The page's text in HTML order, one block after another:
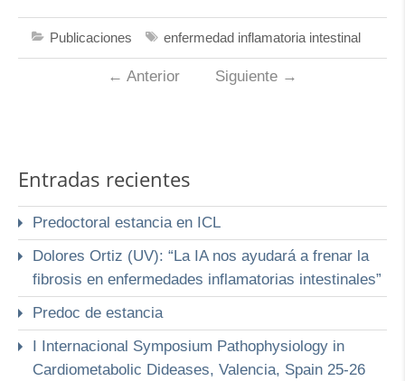
Publicaciones enfermedad inflamatoria intestinal
← Anterior Siguiente →
Entradas recientes
Predoctoral estancia en ICL
Dolores Ortiz (UV): “La IA nos ayudará a frenar la
fibrosis en enfermedades inflamatorias intestinales”
Predoc de estancia
I Internacional Symposium Pathophysiology in
Cardiometabolic Dideases, Valencia, Spain 25-26